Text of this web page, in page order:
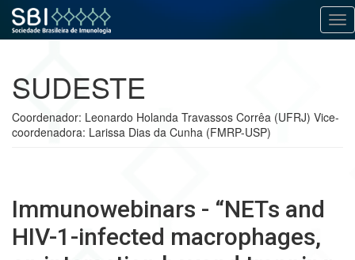
o
conteúdo
SUDESTE
Coordenador: Leonardo Holanda Travassos Corrêa (UFRJ) Vice-
coordenadora: Larissa Dias da Cunha (FMRP-USP)
Immunowebinars - “NETs and
HIV-1-infected macrophages,